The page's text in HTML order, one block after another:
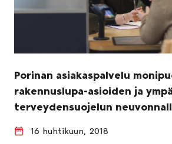
Porinan asiakaspalvelu
rakennuslupa-asioiden ja
terveydensuojelun
16 huhtikuun, 2018